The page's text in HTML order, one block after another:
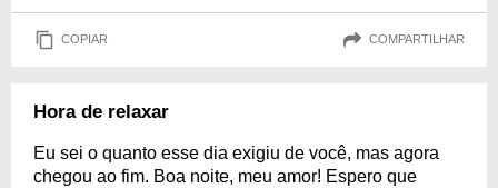
COPIAR COMPARTILHAR
Hora de relaxar
Eu sei o quanto esse dia exigiu de você, mas agora
chegou ao fim. Boa noite, meu amor! Espero que